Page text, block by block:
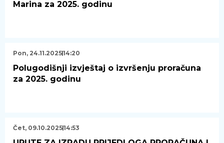
Marina za 2025. godinu
Polugodišnji izvještaj o izvršenju proračuna
za 2025. godinu
Pon, 24.11.202514:20
Čet, 09.10.202514:53